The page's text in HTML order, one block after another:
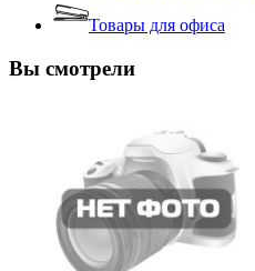
Товары для офиса
Вы смотрели